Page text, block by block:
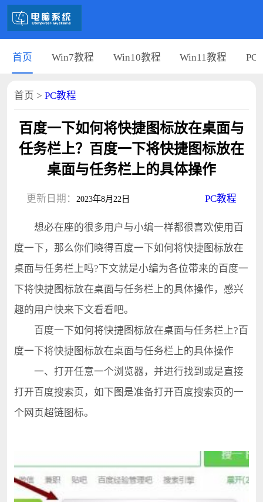
首页 Win7教程 Win10教程 Win11教程 PC
首页 > PC教程
百度一下如何将快捷图标放在桌面与
任务栏上？百度一下将快捷图标放在
桌面与任务栏上的具体操作
更新日期： 2023年8月22日 PC教程
想必在座的很多用户与小编一样都很喜欢使用百
度一下，那么你们晓得百度一下如何将快捷图标放在
桌面与任务栏上吗?下文就是小编为各位带来的百度一
下将快捷图标放在桌面与任务栏上的具体操作，感兴
趣的用户快来下文看看吧。
百度一下如何将快捷图标放在桌面与任务栏上?百
度一下将快捷图标放在桌面与任务栏上的具体操作
一、打开任意一个浏览器，并进行找到或是直接
打开百度搜索页，如下图是准备打开百度搜索页的一
个网页超链图标。